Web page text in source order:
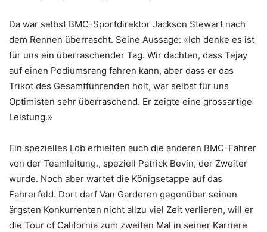
Da war selbst BMC-Sportdirektor Jackson Stewart nach
dem Rennen überrascht. Seine Aussage: «Ich denke es ist
für uns ein überraschender Tag. Wir dachten, dass Tejay
auf einen Podiumsrang fahren kann, aber dass er das
Trikot des Gesamtführenden holt, war selbst für uns
Optimisten sehr überraschend. Er zeigte eine grossartige
Leistung.»
Ein spezielles Lob erhielten auch die anderen BMC-Fahrer
von der Teamleitung., speziell Patrick Bevin, der Zweiter
wurde. Noch aber wartet die Königsetappe auf das
Fahrerfeld. Dort darf Van Garderen gegenüber seinen
ärgsten Konkurrenten nicht allzu viel Zeit verlieren, will er
die Tour of California zum zweiten Mal in seiner Karriere